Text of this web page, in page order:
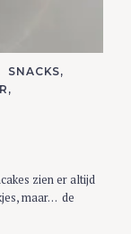
SNACKS
zien er altijd
maar… de